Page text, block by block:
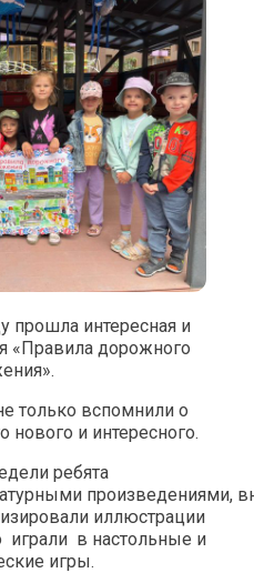
прошла интересная и
«Правила дорожного
только вспомнили о
и интересного.
ребята
произведениями,
иллюстрации
играли в настольные и
игры.